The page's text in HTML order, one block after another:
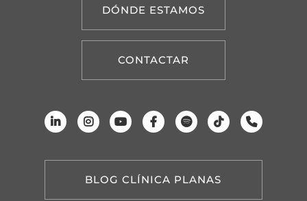
DÓNDE ESTAMOS
CONTACTAR
BLOG CLÍNICA PLANAS